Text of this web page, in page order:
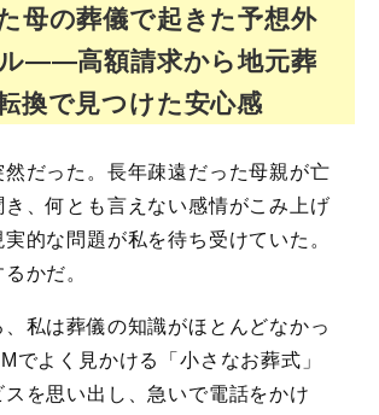
母の葬儀で起きた予想外
――高額請求から地元葬
換で見つけた安心感
だった。長年疎遠だった母親が亡
き、何とも言えない感情がこみ上げ
的な問題が私を待ち受けていた。
かだ。
私は葬儀の知識がほとんどなかっ
でよく見かける「小さなお葬式」
スを思い出し、急いで電話をかけ